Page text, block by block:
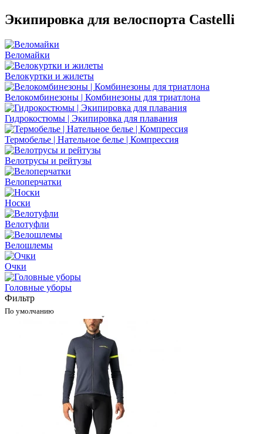
Экипировка для велоспорта Castelli
Веломайки
Велокуртки и жилеты
Велокомбинезоны | Комбинезоны для триатлона
Гидрокостюмы | Экипировка для плавания
Термобелье | Нательное белье | Компрессия
Велотрусы и рейтузы
Велоперчатки
Носки
Велотуфли
Велошлемы
Очки
Головные уборы
Фильтр
По умолчанию